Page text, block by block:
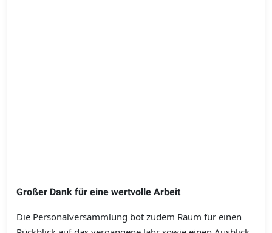
Großer Dank für eine wertvolle Arbeit
Die Personalversammlung bot zudem Raum für einen